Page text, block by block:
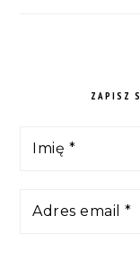
ZAPISZ